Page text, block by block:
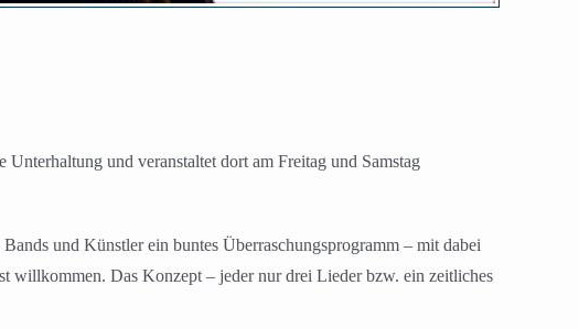
und veranstaltet dort am Freitag und Samstag
und Künstler ein buntes Überraschungsprogramm – mit dabei
willkommen. Das Konzept – jeder nur drei Lieder bzw. ein zeitliches